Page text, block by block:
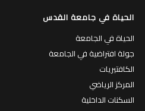
الحياة في جامعة القدس
الحياة في الجامعة
جولة افتراضية في الجامعة
الكافتيريات
المركز الرياضي
السكنات الداخلية